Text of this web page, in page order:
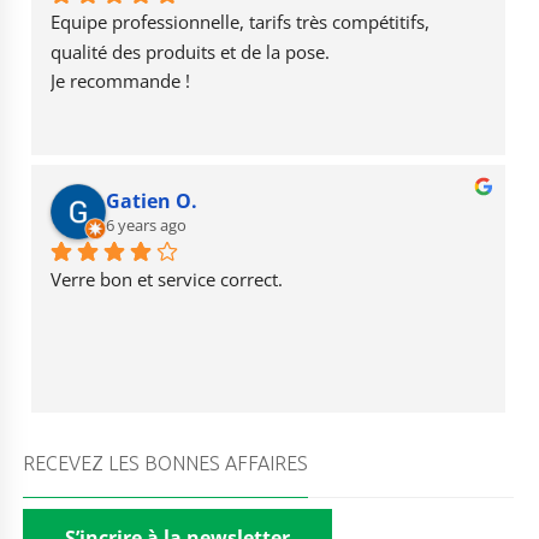
o
k
m e
Equipe professionnelle, tarifs très compétitifs,
qualité des produits et de la pose.
Je recommande !
Gatien O.
6 years ago
Verre bon et service correct.
RECEVEZ LES BONNES AFFAIRES